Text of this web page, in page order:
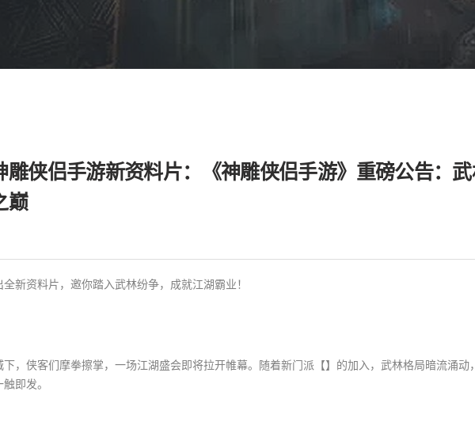
侠侣手游新资料片：《神雕侠侣手游》重磅公告：
巅
新资料片，邀你踏入武林纷争，成就江湖霸业！
，侠客们摩拳擦掌，一场江湖盛会即将拉开帷幕。随着新门派【】的加入，武林格局暗流涌动
即发。